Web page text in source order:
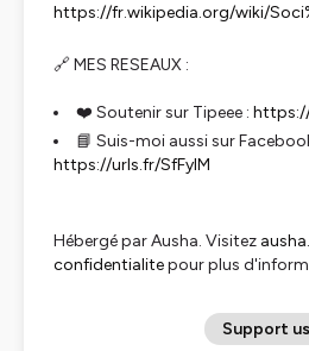
https://fr.wikipedia.org/wiki/
🔗 MES RESEAUX :
❤️ Soutenir sur Tipeee :
📘 Suis-moi aussi sur
https://urls.fr/SfFyIM
Hébergé par Ausha. Visitez
confidentialitepour plus
Support us